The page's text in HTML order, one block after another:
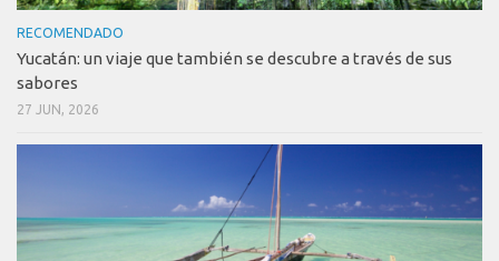
RECOMENDADO
Yucatán: un viaje que también se descubre a través de sus
sabores
27 JUN, 2026